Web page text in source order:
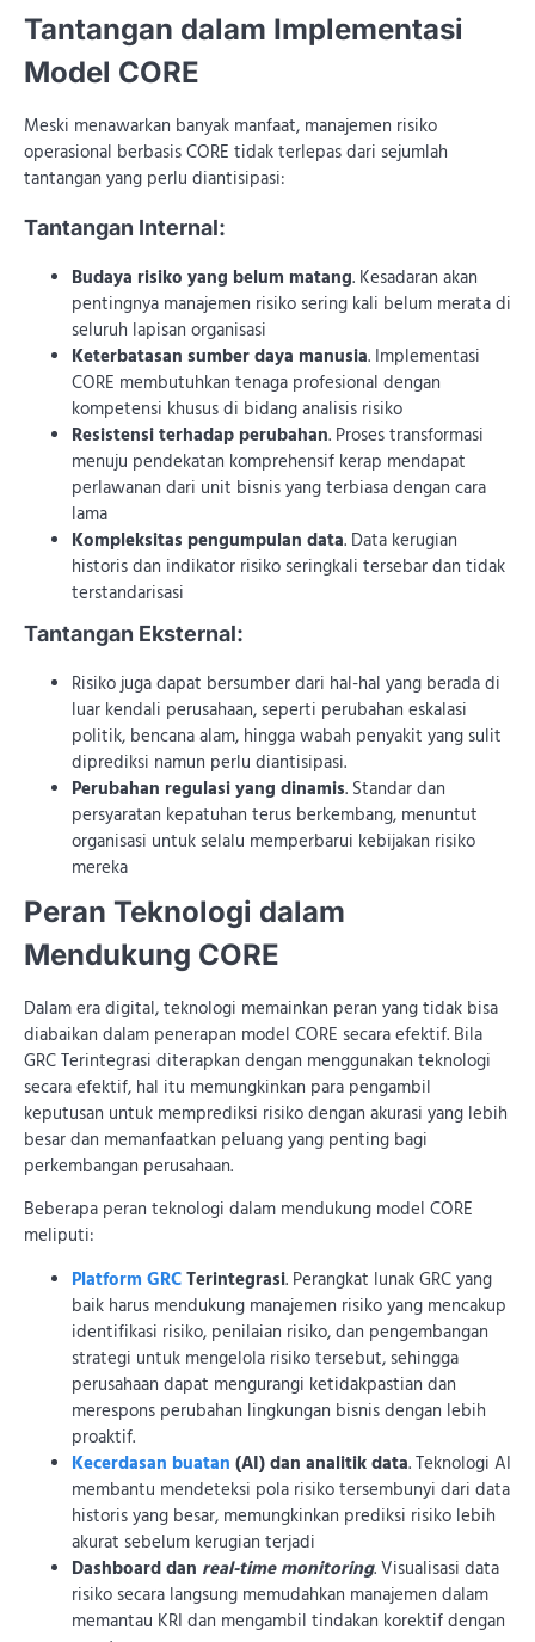
Tantangan dalam Implementasi
Model CORE
Meski menawarkan banyak manfaat, manajemen risiko
operasional berbasis CORE tidak terlepas dari sejumlah
tantangan yang perlu diantisipasi:
Tantangan Internal:
Budaya risiko yang belum matang. Kesadaran akan
pentingnya manajemen risiko sering kali belum merata di
seluruh lapisan organisasi
Keterbatasan sumber daya manusia. Implementasi
CORE membutuhkan tenaga profesional dengan
kompetensi khusus di bidang analisis risiko
Resistensi terhadap perubahan. Proses transformasi
menuju pendekatan komprehensif kerap mendapat
perlawanan dari unit bisnis yang terbiasa dengan cara
lama
Kompleksitas pengumpulan data. Data kerugian
historis dan indikator risiko seringkali tersebar dan tidak
terstandarisasi
Tantangan Eksternal:
Risiko juga dapat bersumber dari hal-hal yang berada di
luar kendali perusahaan, seperti perubahan eskalasi
politik, bencana alam, hingga wabah penyakit yang sulit
diprediksi namun perlu diantisipasi.
Perubahan regulasi yang dinamis. Standar dan
persyaratan kepatuhan terus berkembang, menuntut
organisasi untuk selalu memperbarui kebijakan risiko
mereka
Peran Teknologi dalam
Mendukung CORE
Dalam era digital, teknologi memainkan peran yang tidak bisa
diabaikan dalam penerapan model CORE secara efektif. Bila
GRC Terintegrasi diterapkan dengan menggunakan teknologi
secara efektif, hal itu memungkinkan para pengambil
keputusan untuk memprediksi risiko dengan akurasi yang lebih
besar dan memanfaatkan peluang yang penting bagi
perkembangan perusahaan.
Beberapa peran teknologi dalam mendukung model CORE
meliputi:
Platform GRCTerintegrasi. Perangkat lunak GRC yang
baik harus mendukung manajemen risiko yang mencakup
identifikasi risiko, penilaian risiko, dan pengembangan
strategi untuk mengelola risiko tersebut, sehingga
perusahaan dapat mengurangi ketidakpastian dan
merespons perubahan lingkungan bisnis dengan lebih
proaktif.
Kecerdasan buatan (AI) dan analitik data. Teknologi AI
membantu mendeteksi pola risiko tersembunyi dari data
historis yang besar, memungkinkan prediksi risiko lebih
akurat sebelum kerugian terjadi
Dashboard dan real-time monitoring. Visualisasi data
risiko secara langsung memudahkan manajemen dalam
memantau KRI dan mengambil tindakan korektif dengan